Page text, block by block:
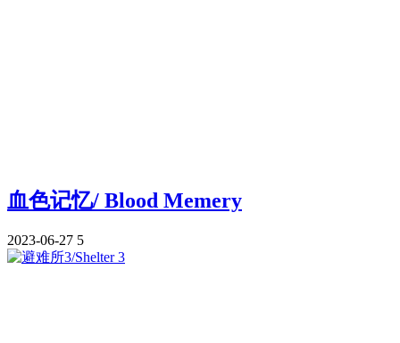
血色记忆/ Blood Memery
2023-06-27 5